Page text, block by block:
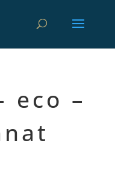
eco –